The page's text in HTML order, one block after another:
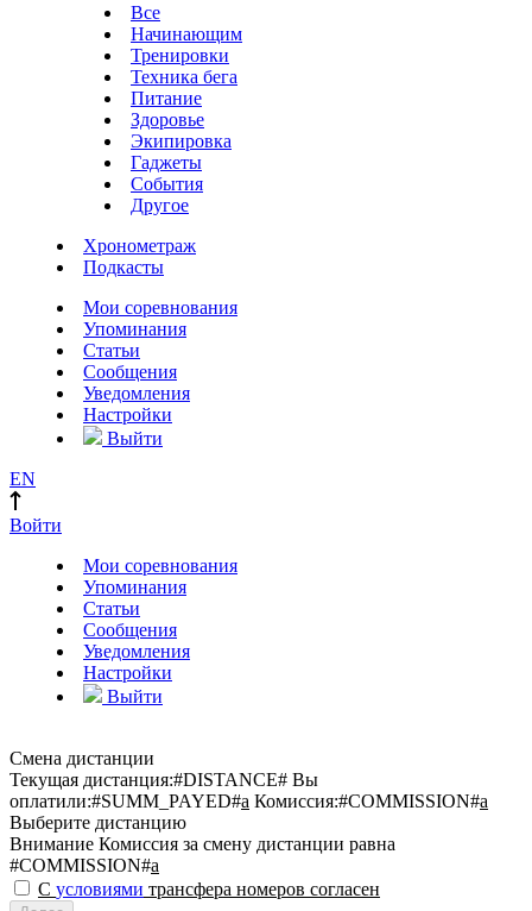
Все
Начинающим
Тренировки
Техника бега
Питание
Здоровье
Экипировка
Гаджеты
События
Другое
Хронометраж
Подкасты
Мои соревнования
Упоминания
Статьи
Сообщения
Уведомления
Настройки
Выйти
EN
Войти
Мои соревнования
Упоминания
Статьи
Сообщения
Уведомления
Настройки
Выйти
Смена дистанции
Текущая дистанция:#DISTANCE# Вы
оплатили:#SUMM_PAYED#a Комиссия:#COMMISSION#a
Выберите дистанцию
Внимание Комиссия за смену дистанции равна
#COMMISSION#a
С условиями трансфера номеров согласен